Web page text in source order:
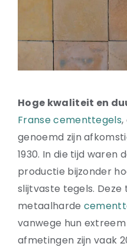
Wandtegels
HEKWERK
BALKEN
RADIATOREN
BADEN
LAMPEN
KEUKENBLOKKEN
SCHOUWEN
TRAPPEN
PORSELEINEN BAKKEN
Hoge kwaliteit en
Franse cementtegels,
genoemd zijn
1930. In die tijd waren
productie bijzonder
slijtvaste tegels.
metaalharde
vanwege hun
afmetingen zijn vaak